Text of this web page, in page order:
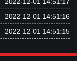
2022-12-01 14:51:16
2022-12-01 14:51:15